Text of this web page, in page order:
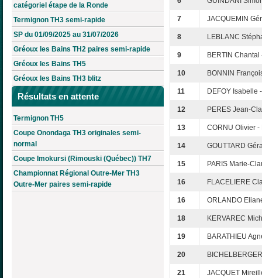
catégoriel étape de la Ronde
Termignon TH3 semi-rapide
SP du 01/09/2025 au 31/07/2026
Gréoux les Bains TH2 paires semi-rapide
Gréoux les Bains TH5
Gréoux les Bains TH3 blitz
Résultats en attente
Termignon TH5
Coupe Onondaga TH3 originales semi-
normal
Coupe Imokursi (Rimouski (Québec)) TH7
Championnat Régional Outre-Mer TH3
Outre-Mer paires semi-rapide
7 JACQUEMIN
8 LEBLANC
9 BERTIN
10 BONNIN
11 DEFOY Isabelle
12 PERES Jean-
13 CORNU Olivier
14 GOUTTARD
15 PARIS Marie-
16 FLACELIERE
16 ORLANDO
18 KERVAREC
19 BARATHIEU
20
21 JACQUET